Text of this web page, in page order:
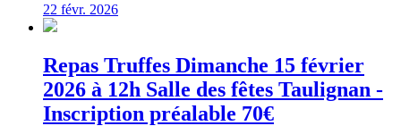
22 févr. 2026
Repas Truffes Dimanche 15 février
2026 à 12h Salle des fêtes Taulignan -
Inscription préalable 70€